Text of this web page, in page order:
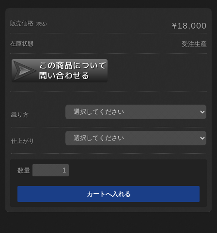
販売価格 （税込） ¥18,000
在庫状態 受注生産
織り方
仕上がり
数量